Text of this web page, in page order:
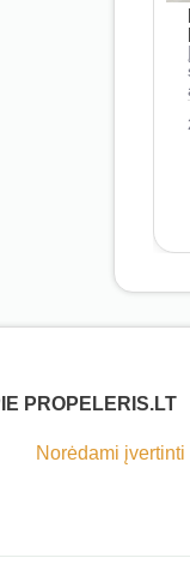
PROPELERIS.LT
Norėdami